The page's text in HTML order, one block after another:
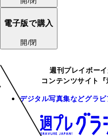
電子版で購入
開/閉
週刊プレイボー
コンテンツサイト『
デジタル写真集などグラ